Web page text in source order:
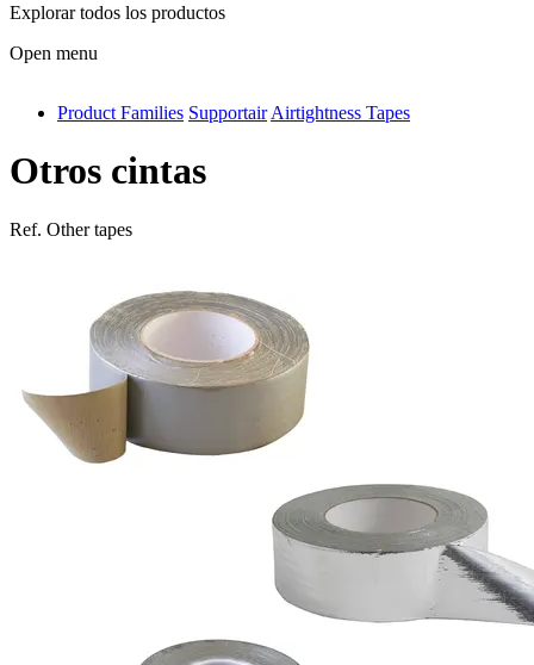
Explorar todos los productos
Open menu
antivib
instalduct
flexduct
Product Families Supportair Airtightness Tapes
Otros cintas
Ref. Other tapes